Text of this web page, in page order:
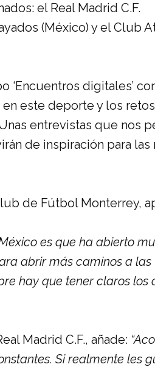
el Real Madrid C.F.
(México) y el Club
‘Encuentros digitales’
este deporte y los
entrevistas que nos
de inspiración para las
de Fútbol Monterrey,
es que ha abierto
abrir más caminos a las
hay que tener claros los
Madrid C.F., añade:
Si realmente les